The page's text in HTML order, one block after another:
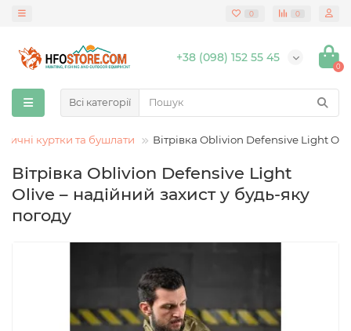
0 0
+38 (098) 152 55 45
0
Всі категорії
куртки та бушлати Вітрівка Oblivion Defensive Light
Вітрівка Oblivion Defensive Light
Olive – надійний захист у будь-яку
погоду